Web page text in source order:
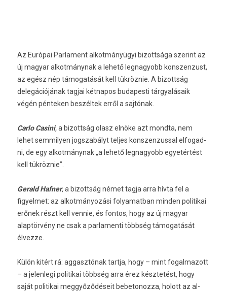
Az Európai Par­la­ment al­kot­mányügyi bi­zottsága szerint az
új magyar al­kot­mánynak a lehető leg­nagyobb konszen­zust,
az egész nép támogatását kell tükröznie. A bi­zottság
delegációjának tag­jai két­napos budapes­ti tárgyalásaik
végén pén­tek­en beszéltek erről a sajtónak.
Carlo Casini,a bi­zottság olasz elnöke azt mondta, nem
lehet sem­mily­en jogszabályt tel­jes konszen­zuss­al el­fogad­
ni, de egy al­kot­mánynak „a lehető leg­nagyobb egyetértést
kell tükröznie”.
Gerald Hafn­er,a bi­zottság német tagja arra hívta fel a
figyel­met: az al­kot­mányozási folyamat­ban mind­en politikai
erőnek részt kell ven­nie, és fon­tos, hogy az új magyar
alaptörvény ne csak a par­lamen­ti többség támogatását
élvez­ze.
Külön kitért rá: ag­gasztónak tartja, hogy – mint fogal­mazott
– a jelen­legi politikai többség arra érez késztetést, hogy
saját politikai meggyőződéseit be­betonoz­za, holott az al­